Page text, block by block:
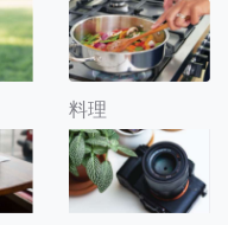
料理